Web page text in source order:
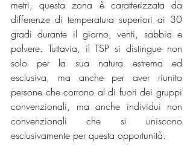
metri, questa zona è caratterizzata da
differenze di temperatura superiori ai 30
gradi durante il giorno, venti, sabbia e
polvere. Tuttavia, il TSP si distingue non
solo per la sua natura estrema ed
esclusiva, ma anche per aver riunito
persone che corrono al di fuori dei gruppi
convenzionali, ma anche individui non
convenzionali che si uniscono
esclusivamente per questa opportunità.